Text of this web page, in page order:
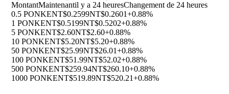
MontantMaintenantil y a 24 heuresChangement de 24 heures
0.5 PONKENT$0.2599NT$0.2601+0.88%
1 PONKENT$0.5199NT$0.5202+0.88%
5 PONKENT$2.60NT$2.60+0.88%
10 PONKENT$5.20NT$5.20+0.88%
50 PONKENT$25.99NT$26.01+0.88%
100 PONKENT$51.99NT$52.02+0.88%
500 PONKENT$259.94NT$260.10+0.88%
1000 PONKENT$519.89NT$520.21+0.88%